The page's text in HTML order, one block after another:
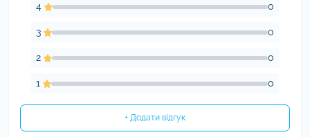
4 0
3 0
2 0
1 0
+ Додати відгук